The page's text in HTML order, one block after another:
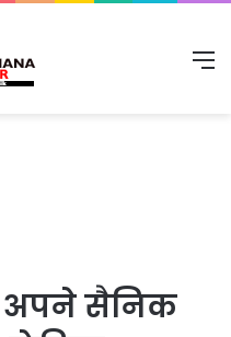
अपने सैनिक